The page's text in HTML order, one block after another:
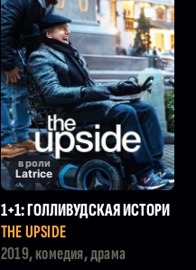
в роли
Latrice
1+1: ГОЛЛИВУДСКАЯ ИСТОРИ
Я
THE UPSIDE
2019, комедия, драма